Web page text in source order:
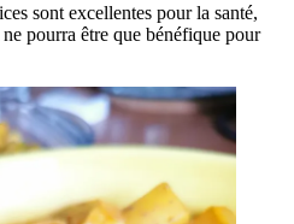
sont excellentes pour la santé,
pourra être que bénéfique pour